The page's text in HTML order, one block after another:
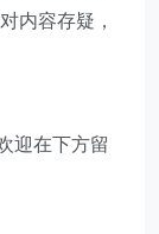
内容存疑，
迎在下方留